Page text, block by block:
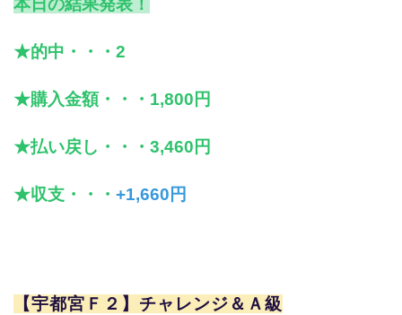
本日の結果発表！
★的中・・・2
★購入金額・・・1,800円
★払い戻し・・・3,460円
★収支・・・ +1,660円
【宇都宮Ｆ２】チャレンジ＆Ａ級